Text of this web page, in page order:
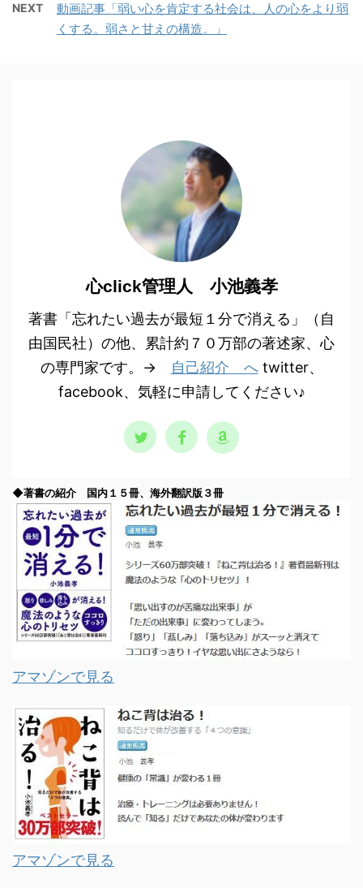
NEXT
動画記事「弱い心を肯定する社会は、人の心をより弱
くする。弱さと甘えの構造。」
心click管理人 小池義孝
著書「忘れたい過去が最短１分で消える」（自
由国民社）の他、累計約７０万部の著述家、心
の専門家です。→
自己紹介 へtwitter、
facebook、気軽に申請してください♪
◆著書の紹介 国内１５冊、海外翻訳版３冊
アマゾンで見る
アマゾンで見る